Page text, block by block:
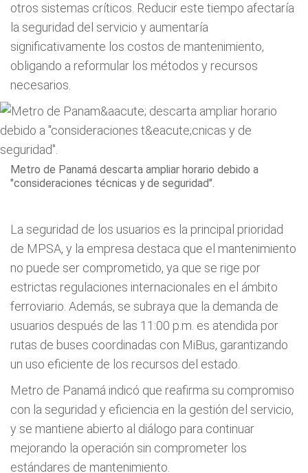
otros sistemas críticos. Reducir este tiempo afectaría
la seguridad del servicio y aumentaría
significativamente los costos de mantenimiento,
obligando a reformular los métodos y recursos
necesarios.
Metro de Panamá descarta ampliar horario debido a
"consideraciones técnicas y de seguridad".
La seguridad de los usuarios es la principal prioridad
de MPSA, y la empresa destaca que el mantenimiento
no puede ser comprometido, ya que se rige por
estrictas regulaciones internacionales en el ámbito
ferroviario. Además, se subraya que la demanda de
usuarios después de las 11:00 p.m. es atendida por
rutas de buses coordinadas con MiBus, garantizando
un uso eficiente de los recursos del estado.
Metro de Panamá indicó que reafirma su compromiso
con la seguridad y eficiencia en la gestión del servicio,
y se mantiene abierto al diálogo para continuar
mejorando la operación sin comprometer los
estándares de mantenimiento.